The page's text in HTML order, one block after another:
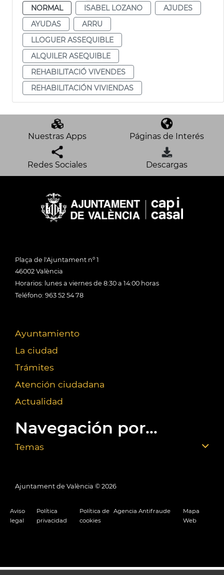
NORMAL
ISABEL LOZANO
AJUDES
AYUDAS
ARRU
LLOGUER ASSEQUIBLE
ALQUILER ASEQUIBLE
REHABILITACIÓ VIVENDES
REHABILITACIÓN VIVIENDAS
Nuestras Apps Páginas de Interés
Redes Sociales Descargas
Plaça de l'Ajuntament nº 1
46002 València
Horarios: lunes a viernes de 8:30 a 14:00 horas
Teléfono: 963 52 54 78
Ayuntamiento
La ciudad
Trámites
Atención ciudadana
Actualidad
Navegación por...
Temas
Ajuntament de València © 2026
Aviso
legal
Política
privacidad
Política de
cookies
Agencia Antifraude
Mapa
Web